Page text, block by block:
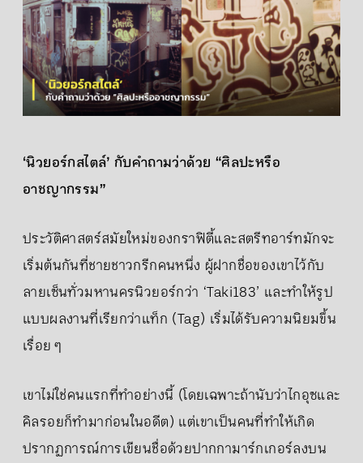
‘นิวยอร์กสไตล์’ กับคำถามว่าด้วย “ศิลปะหรือ
อาชญากรรม”
ประวัติศาสตร์สมัยใหม่ของกราฟิตี้และสตรีทอาร์ทมักจะ
เริ่มต้นกันที่ชายชาวกรีกคนหนึ่ง ผู้ฝากชื่อของเขาไว้กับ
ลายเซ็นทั่วมหานครนิวยอร์กว่า ‘Taki183’ และทำให้รูป
แบบผลงานที่เรียกว่าแท็ก (Tag) เริ่มได้รับความนิยมขึ้น
เรื่อย ๆ
เขาไม่ใช่คนแรกที่ทำอย่างนี้ (โดยเฉพาะถ้านับว่าไกอุซและ
คิลรอยก็ทำมาก่อนในอดีต) แต่เขาเป็นคนที่ทำให้เกิด
ปรากฏการณ์การเขียนชื่อด้วยปากกามาร์กเกอร์ลงบน